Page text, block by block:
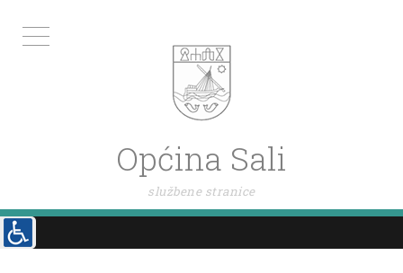
Općina Sali
službene stranice